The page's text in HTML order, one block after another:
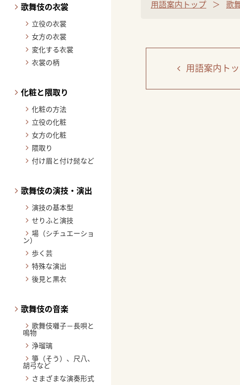
歌舞伎の衣裳
立役の衣裳
女方の衣裳
変化する衣裳
衣裳の柄
化粧と隈取り
化粧の方法
立役の化粧
女方の化粧
隈取り
付け眉と付け髭など
歌舞伎の演技・演出
演技の基本型
せりふと演技
場（シチュエーショ
ン）
歩く芸
特殊な演出
後見と黒衣
歌舞伎の音楽
歌舞伎囃子－長唄と
鳴物
浄瑠璃
箏（そう）、尺八、
胡弓など
さまざまな演奏形式
用語案内トップ 歌
用語案内ト